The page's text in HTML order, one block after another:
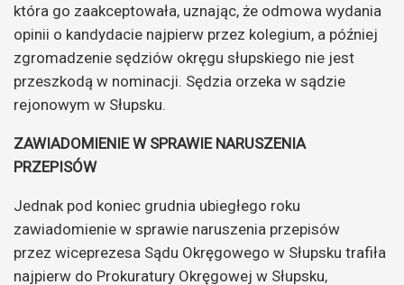
która go zaakceptowała, uznając, że odmowa wydania
opinii o kandydacie najpierw przez kolegium, a później
zgromadzenie sędziów okręgu słupskiego nie jest
przeszkodą w nominacji. Sędzia orzeka w sądzie
rejonowym w Słupsku.
ZAWIADOMIENIE W SPRAWIE NARUSZENIA
PRZEPISÓW
Jednak pod koniec grudnia ubiegłego roku
zawiadomienie w sprawie naruszenia przepisów
przez wiceprezesa Sądu Okręgowego w Słupsku trafiła
najpierw do Prokuratury Okręgowej w Słupsku,